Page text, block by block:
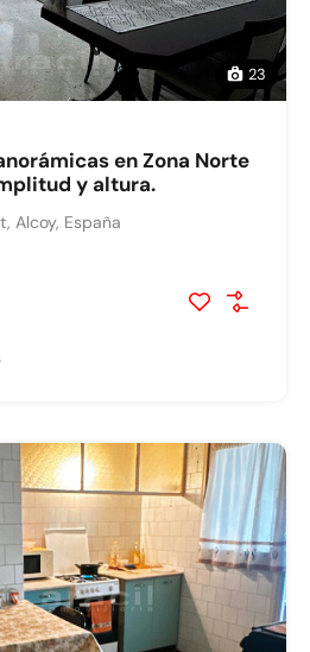
23
en Zona Norte
y altura.
Alcoy, España